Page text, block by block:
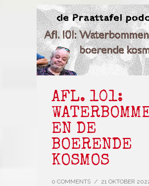
AFL. 101:
EN DE
BOERENDE
KOSMOS
0 COMMENTS / 21 OKTOBER